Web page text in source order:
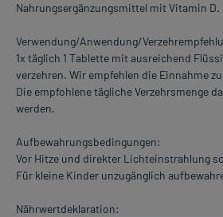
Nahrungsergänzungsmittel mit Vitamin D.
Verwendung/Anwendung/
1x täglich 1 Tablette mit ausreichend
verzehren. Wir empfehlen die Einnahme
Die empfohlene tägliche Verzehrsmenge
werden.
Aufbewahrungsbedingungen:
Vor Hitze und direkter Lichteinstrahlung
Für kleine Kinder unzugänglich
Nährwertdeklaration: